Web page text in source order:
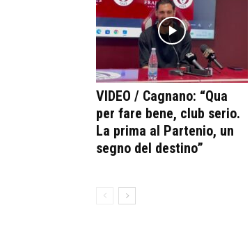
VIDEO / Cagnano: “Qua
per fare bene, club serio.
La prima al Partenio, un
segno del destino”